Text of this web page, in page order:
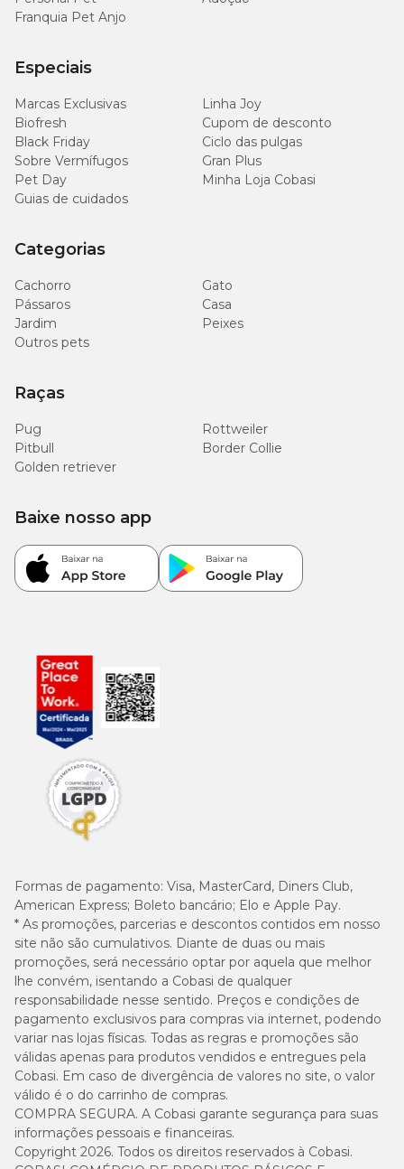
Franquia Pet Anjo
Especiais
Marcas Exclusivas
Linha Joy
Biofresh
Cupom de desconto
Black Friday
Ciclo das pulgas
Sobre Vermífugos
Gran Plus
Pet Day
Minha Loja Cobasi
Guias de cuidados
Categorias
Cachorro
Gato
Pássaros
Casa
Jardim
Peixes
Outros pets
Raças
Pug
Rottweiler
Pitbull
Border Collie
Golden retriever
Formas de pagamento: Visa, MasterCard, Diners Club,
American Express; Boleto bancário; Elo e Apple Pay.
* As promoções, parcerias e descontos contidos em nosso
site não são cumulativos. Diante de duas ou mais
promoções, será necessário optar por aquela que melhor
lhe convém, isentando a Cobasi de qualquer
responsabilidade nesse sentido. Preços e condições de
pagamento exclusivos para compras via internet, podendo
variar nas lojas físicas. Todas as regras e promoções são
válidas apenas para produtos vendidos e entregues pela
Cobasi. Em caso de divergência de valores no site, o valor
válido é o do carrinho de compras.
COMPRA SEGURA. A Cobasi garante segurança para suas
informações pessoais e financeiras.
Copyright 2026. Todos os direitos reservados à Cobasi.
Baixe nosso app